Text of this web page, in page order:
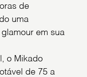
de
uma
em sua
o Mikado
de 75 a